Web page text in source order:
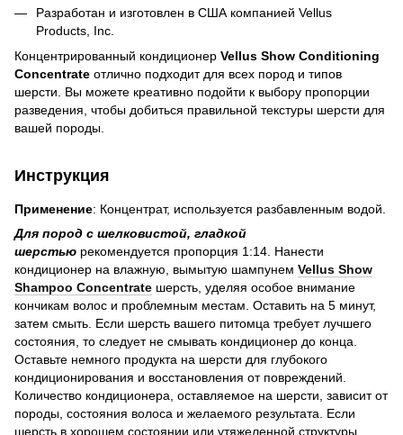
Разработан и изготовлен в США компанией Vellus
Products, Inc.
Концентрированный кондиционер Vellus Show Conditioning
Concentrate отлично подходит для всех пород и типов
шерсти. Вы можете креативно подойти к выбору пропорции
разведения, чтобы добиться правильной текстуры шерсти для
вашей породы.
Инструкция
Применение: Концентрат, используется разбавленным водой.
Для пород с шелковистой, гладкой
шерстью рекомендуется пропорция 1:14. Нанести
кондиционер на влажную, вымытую шампунем Vellus Show
Shampoo Concentrate шерсть, уделяя особое внимание
кончикам волос и проблемным местам. Оставить на 5 минут,
затем смыть. Если шерсть вашего питомца требует лучшего
состояния, то следует не смывать кондиционер до конца.
Оставьте немного продукта на шерсти для глубокого
кондиционирования и восстановления от повреждений.
Количество кондиционера, оставляемое на шерсти, зависит от
породы, состояния волоса и желаемого результата. Если
шерсть в хорошем состоянии или утяжеленной структуры,